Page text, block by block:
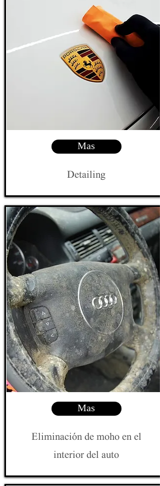
Mas
Detailing
Mas
Eliminación de moho en el
interior del auto